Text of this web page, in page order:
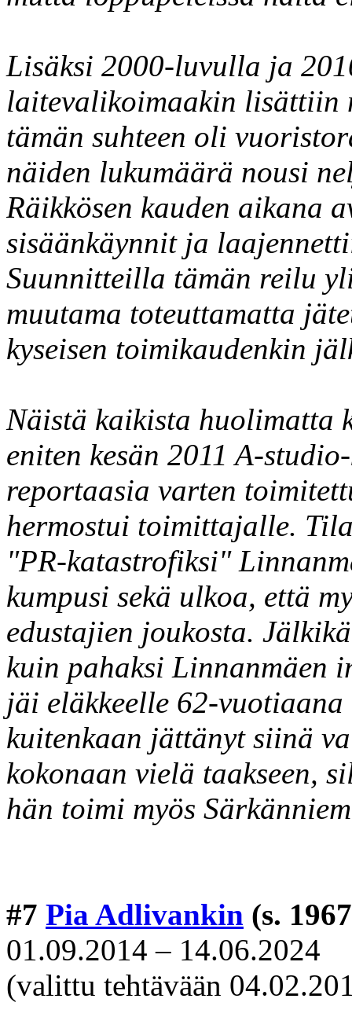
Lisäksi 2000-luvulla ja
laitevalikoimaakin lisättiin
tämän suhteen oli
näiden lukumäärä nousi
Räikkösen kauden aikana
sisäänkäynnit ja
Suunnitteilla tämän reilu
muutama toteuttamatta
kyseisen toimikaudenkin
Näistä kaikista huolimatta
eniten kesän 2011 A-
reportaasia varten
hermostui toimittajalle.
"PR-katastrofiksi"
kumpusi sekä ulkoa, että
edustajien joukosta.
kuin pahaksi Linnanmäen
jäi eläkkeelle 62-
kuitenkaan jättänyt siinä
kokonaan vielä taakseen,
hän toimi myös
#7 Pia Adlivankin (s.
01.09.2014 – 14.06.2024
(valittu tehtävään